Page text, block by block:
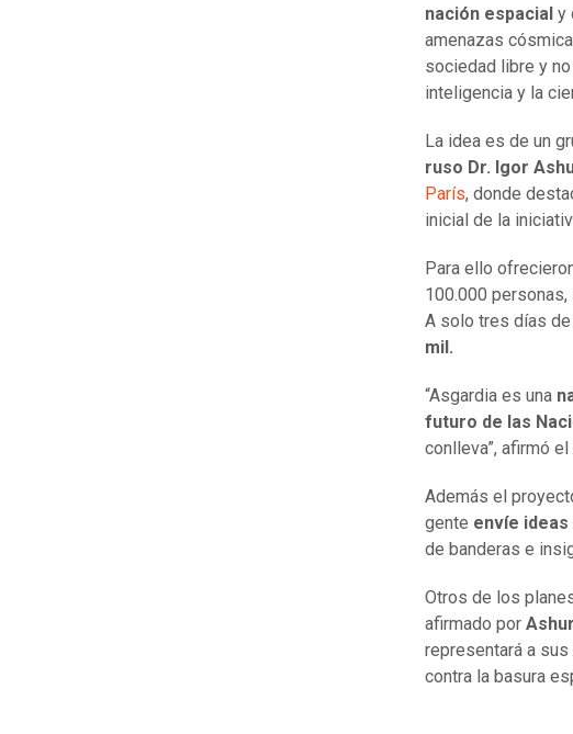
nación espacial y
amenazas
sociedad libre y
inteligencia y la
La idea es de un
ruso Dr. Igor
París, donde
inicial de la
Para ello
100.000
A solo tres días
mil.
“Asgardia es una
futuro de las
conlleva”, afirmó
Además el
gente envíe ideas
de banderas e
Otros de los
afirmado por
representará a
contra la basura